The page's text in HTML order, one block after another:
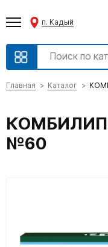
п. Кадый
Главная Каталог
№60